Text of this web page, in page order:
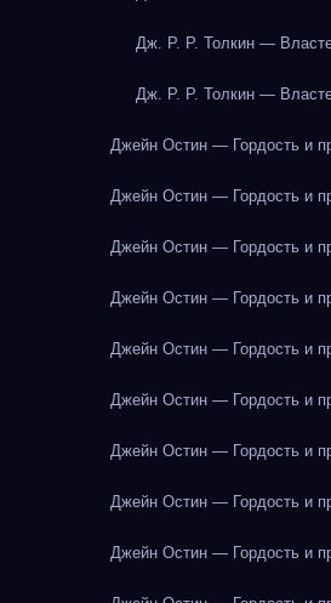
Дж. Р. Р. Толкин —
Дж. Р. Р. Толкин —
Джейн Остин — Гордость и
Джейн Остин — Гордость и
Джейн Остин — Гордость и
Джейн Остин — Гордость и
Джейн Остин — Гордость и
Джейн Остин — Гордость и
Джейн Остин — Гордость и
Джейн Остин — Гордость и
Джейн Остин — Гордость и